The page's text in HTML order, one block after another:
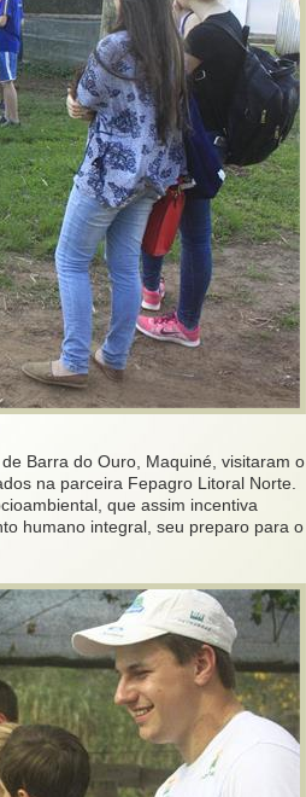
Barra do Ouro, Maquiné, visitaram o
na parceira Fepagro Litoral Norte.
que assim incentiva
humano integral, seu preparo para o